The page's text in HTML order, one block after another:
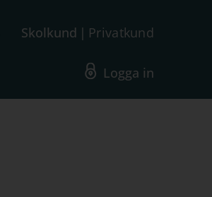
Skolkund Privatkund
Logga in